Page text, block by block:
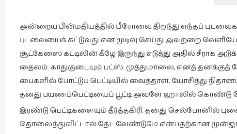
அன்றைய பின்மதியத்தில் பீரோவை திறந்து எந்தப்
புடவையைக் கட்டுவது என முடிவு செய்து அவற்றை
சூட்கேஸை கட்டிலின் கீழே இருந்து எடுத்து அதில் சீராக
தைலம். காதுகுடையும் பட்ஸ். முத்துமாலை, எனத்
பைகளில் போட்டுப் பெட்டியில் வைத்தாள். யோசித்து
தனது பயணப்பெட்டியைப் பூட்டி அவளே ஹாலில்
இரண்டு பெட்டிகளையும் தீர்த்தகிரி. தனது செல்போனில்
தொலைந்துவிட்டால் தேட வேண்டுமே என்பதற்கான